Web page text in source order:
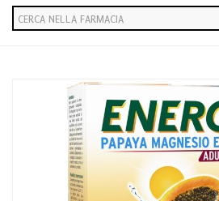
Energia Magnesio Potassio Energya